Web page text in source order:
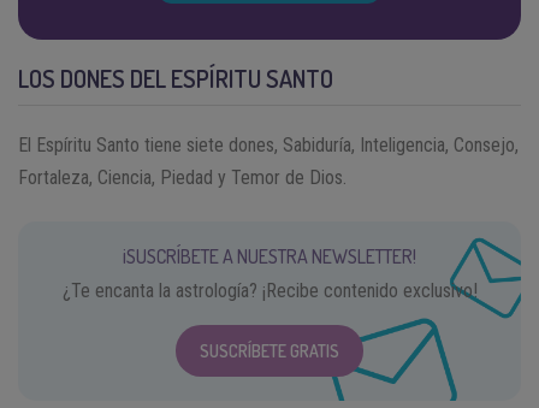
LOS DONES DEL ESPÍRITU SANTO
El Espíritu Santo tiene siete dones, Sabiduría, Inteligencia, Consejo,
Fortaleza, Ciencia, Piedad y Temor de Dios.
¡SUSCRÍBETE A NUESTRA NEWSLETTER!
¿Te encanta la astrología? ¡Recibe contenido exclusivo!
SUSCRÍBETE GRATIS